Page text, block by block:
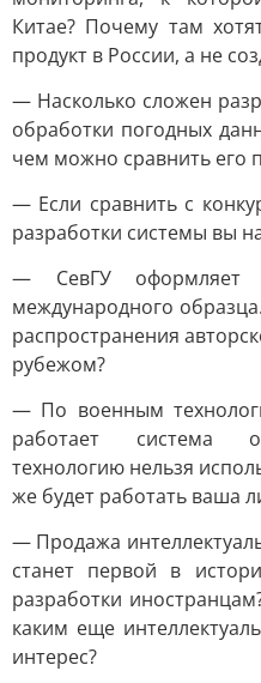
Китае? Почему там
продукт в России, а не
— Насколько сложен
обработки погодных
чем можно сравнить его
— Если сравнить с
разработки системы вы
— СевГУ оформляет
международного
распространения
рубежом?
— По военным
работает система
технологию нельзя
же будет работать ваша
— Продажа
станет первой в
разработки
каким еще
интерес?